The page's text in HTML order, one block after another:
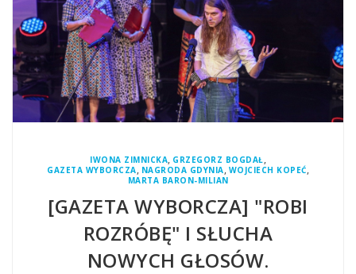
IWONA ZIMNICKA, GRZEGORZ BOGDAŁ,
GAZETA WYBORCZA, NAGRODA GDYNIA, WOJCIECH KOPEĆ,
MARTA BARON-MILIAN
[GAZETA WYBORCZA] "ROBI
ROZRÓBĘ" I SŁUCHA
NOWYCH GŁOSÓW.